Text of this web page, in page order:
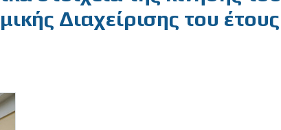
Διαχείρισης του έτους